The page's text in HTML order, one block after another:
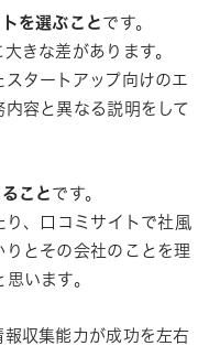
を選ぶこと です。
きな差があります。
タートアップ向けのエ
容と異なる説明をして
こと です。
、口コミサイトで社風
とその会社のことを理
います。
収集能力が成功を左右